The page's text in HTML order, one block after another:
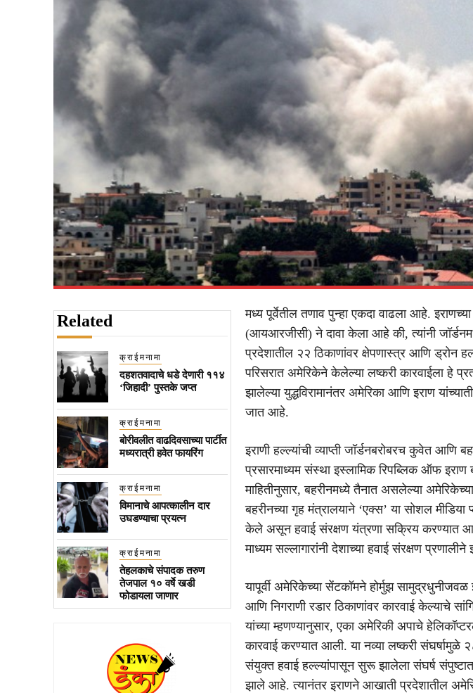
Related
क्राईमनामा
दहशतवादाचे धडे देणारी ११४
‘जिहादी’ पुस्तके जप्त
क्राईमनामा
बोरीवलीत वाढदिवसाच्या पार्टीत
मध्यरात्री हवेत फायरिंग
क्राईमनामा
विमानाचे आपत्कालीन दार
उघडण्याचा प्रयत्न
क्राईमनामा
तेहलकाचे संपादक तरुण
तेजपाल १० वर्षे खडी
फोडायला जाणार
मध्य पूर्वेतील तणाव पुन्हा एकदा वाढला आहे. इराणच्या
(आयआरजीसी) ने दावा केला आहे की, त्यांनी
प्रदेशातील २२ ठिकाणांवर क्षेपणास्त्र आणि ड्रोन
परिसरात अमेरिकेने केलेल्या लष्करी कारवाईला हे
झालेल्या युद्धविरामानंतर अमेरिका आणि इराण
जात आहे.
इराणी हल्ल्यांची व्याप्ती जॉर्डनबरोबरच कुवेत आणि
प्रसारमाध्यम संस्था इस्लामिक रिपब्लिक ऑफ
माहितीनुसार, बहरीनमध्ये तैनात असलेल्या
बहरीनच्या गृह मंत्रालयाने ‘एक्स’ या सोशल मीडिया
केले असून हवाई संरक्षण यंत्रणा सक्रिय करण्यात
माध्यम सल्लागारांनी देशाच्या हवाई संरक्षण
यापूर्वी अमेरिकेच्या सेंटकॉमने होर्मुझ
आणि निगराणी रडार ठिकाणांवर कारवाई केल्याचे
यांच्या म्हणण्यानुसार, एका अमेरिकी अपाचे
कारवाई करण्यात आली. या नव्या लष्करी संघर्षामुळे
संयुक्त हवाई हल्ल्यांपासून सुरू झालेला संघर्ष संपुष्टात
झाले आहे. त्यानंतर इराणने आखाती प्रदेशातील